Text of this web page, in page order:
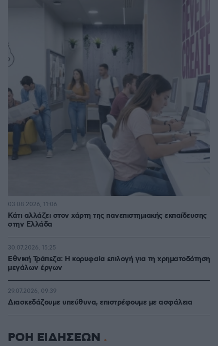
Κάτι αλλάζει στον χάρτη της πανεπιστημιακής εκπαίδευσης
στην Ελλάδα
03.08.2026, 11:06
Εθνική Τράπεζα: Η κορυφαία επιλογή για τη χρηματοδότηση
μεγάλων έργων
30.07.2026, 15:25
Διασκεδάζουμε υπεύθυνα, επιστρέφουμε με ασφάλεια
29.07.2026, 09:39
ΡΟΗ ΕΙΔΗΣΕΩΝ